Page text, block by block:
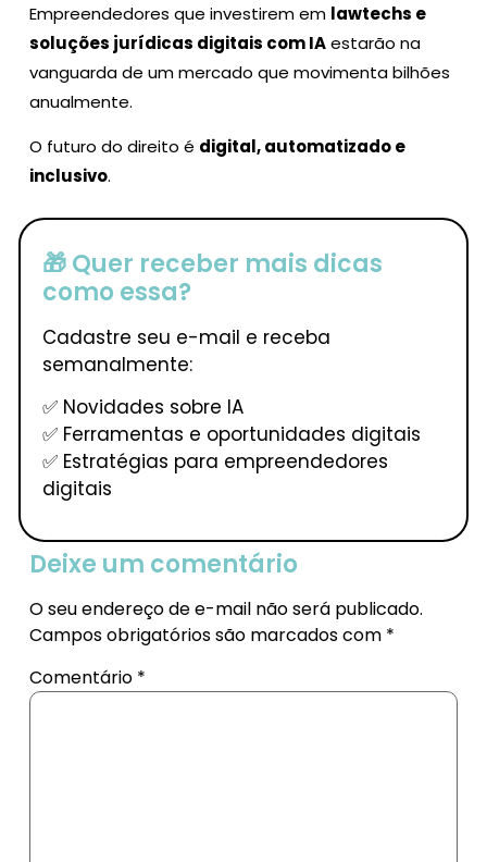
Empreendedores que investirem em lawtechs e
soluções jurídicas digitais com IAestarão na
vanguarda de um mercado que movimenta bilhões
anualmente.
O futuro do direito é digital, automatizado e
inclusivo.
🎁 Quer receber mais dicas
como essa?
Cadastre seu e-mail e receba
semanalmente:
✅ Novidades sobre IA
✅ Ferramentas e oportunidades digitais
✅ Estratégias para empreendedores
digitais
Deixe um comentário
O seu endereço de e-mail não será publicado.
Campos obrigatórios são marcados com *
Comentário *